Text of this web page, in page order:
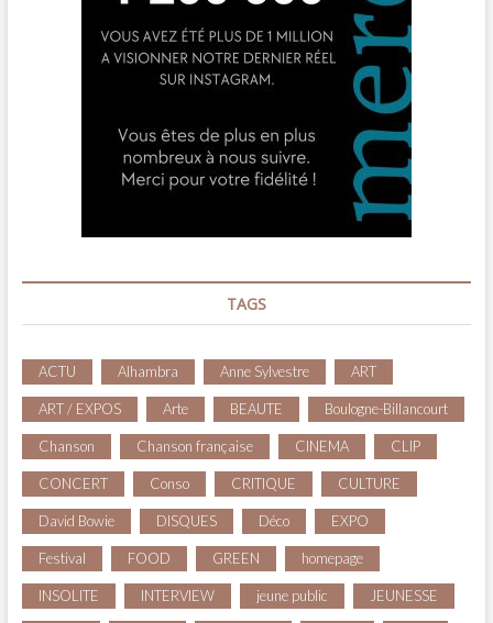
TAGS
ACTU Alhambra Anne Sylvestre ART
ART / EXPOS Arte BEAUTE Boulogne-Billancourt
Chanson Chanson française CINEMA CLIP
CONCERT Conso CRITIQUE CULTURE
David Bowie DISQUES Déco EXPO
Festival FOOD GREEN homepage
INSOLITE INTERVIEW jeune public JEUNESSE